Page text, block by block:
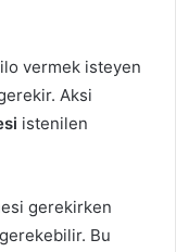
vermek isteyen
Aksi
istenilen
gerekirken
Bu